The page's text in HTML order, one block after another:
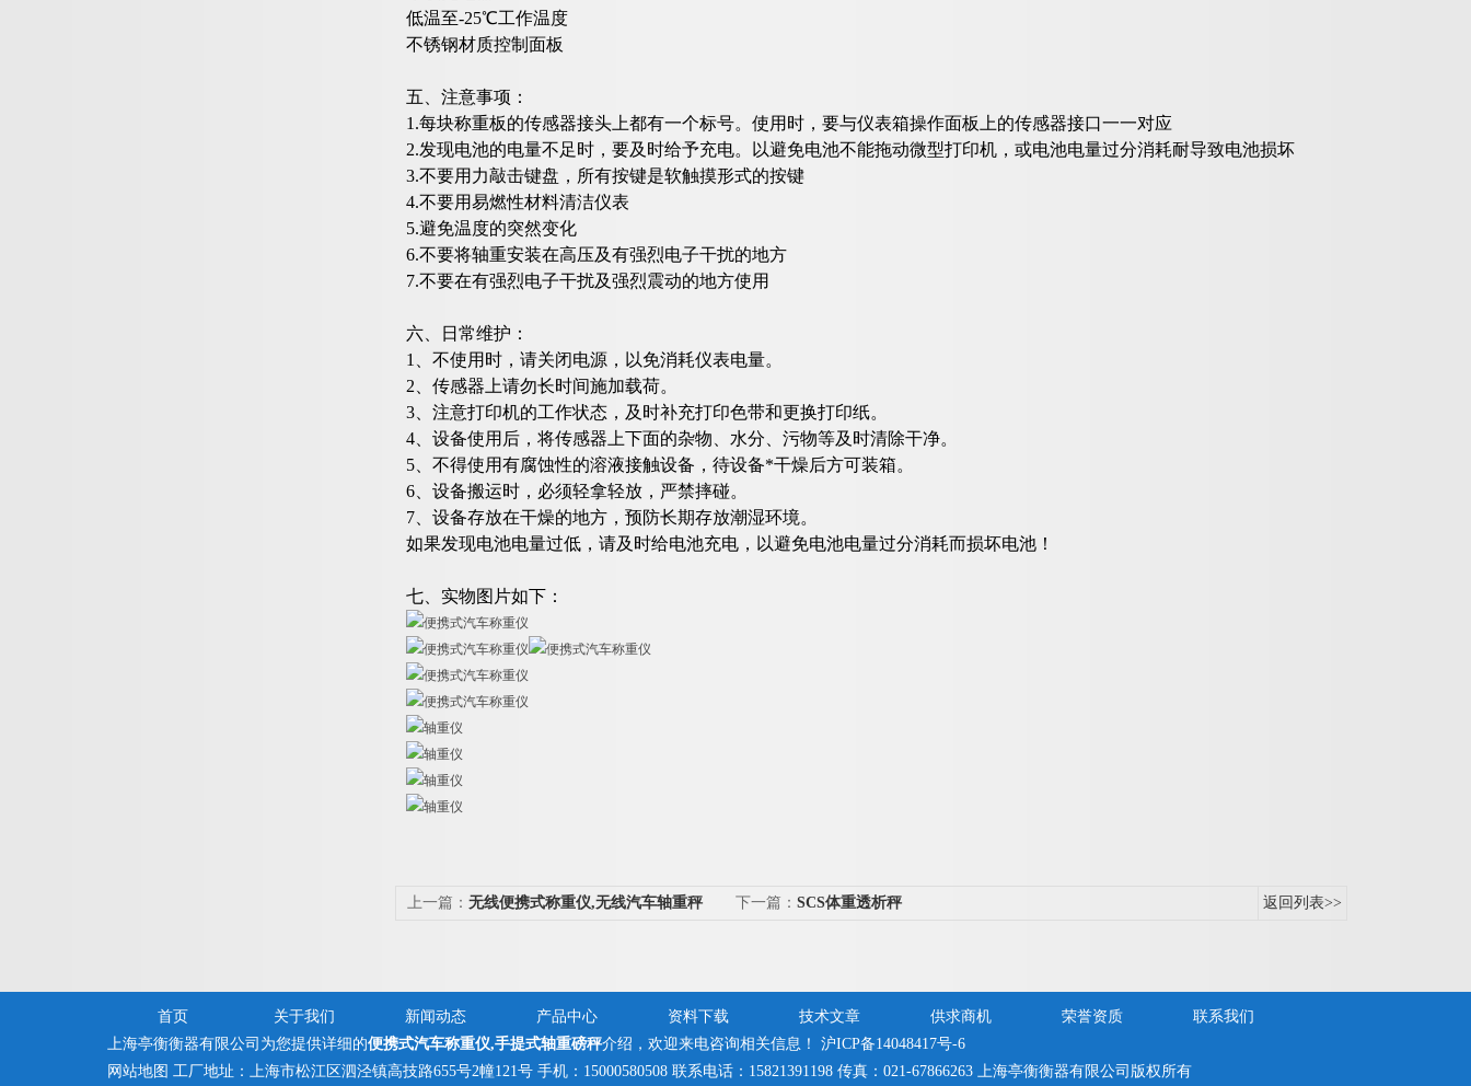
低温至-25℃工作温度
不锈钢材质控制面板
五、注意事项：
1.每块称重板的传感器接头上都有一个标号。使用时，要与仪表箱操作面板上的传感器接口一一对应
2.发现电池的电量不足时，要及时给予充电。以避免电池不能拖动微型打印机，或电池电量过分消耗耐导致电池损坏
3.不要用力敲击键盘，所有按键是软触摸形式的按键
4.不要用易燃性材料清洁仪表
5.避免温度的突然变化
6.不要将轴重安装在高压及有强烈电子干扰的地方
7.不要在有强烈电子干扰及强烈震动的地方使用
六、日常维护：
1、不使用时，请关闭电源，以免消耗仪表电量。
2、传感器上请勿长时间施加载荷。
3、注意打印机的工作状态，及时补充打印色带和更换打印纸。
4、设备使用后，将传感器上下面的杂物、水分、污物等及时清除干净。
5、不得使用有腐蚀性的溶液接触设备，待设备*干燥后方可装箱。
6、设备搬运时，必须轻拿轻放，严禁摔碰。
7、设备存放在干燥的地方，预防长期存放潮湿环境。
如果发现电池电量过低，请及时给电池充电，以避免电池电量过分消耗而损坏电池！
七、实物图片如下：
上一篇： 无线便携式称重仪,无线汽车轴重秤 下一篇： SCS体重透析秤 返回列表>>
首页 关于我们 新闻动态 产品中心 资料下载 技术文章 供求商机 荣誉资质
联系我们
上海亭衡衡器有限公司为您提供详细的便携式汽车称重仪,手提式轴重磅秤介绍，欢迎来电咨询相关信息！ 沪ICP备14048417号-6
网站地图 工厂地址：上海市松江区泗泾镇高技路655号2幢121号 手机：15000580508 联系电话：15821391198 传真：021-67866263 上海亭衡衡器有限公司版权所有